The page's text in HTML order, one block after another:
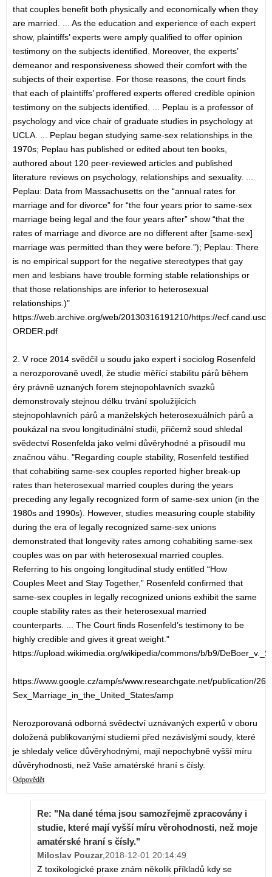
that couples benefit both physically and economically when they
are married. ... As the education and experience of each expert
show, plaintiffs’ experts were amply qualified to offer opinion
testimony on the subjects identified. Moreover, the experts’
demeanor and responsiveness showed their comfort with the
subjects of their expertise. For those reasons, the court finds
that each of plaintiffs’ proffered experts offered credible opinion
testimony on the subjects identified. ... Peplau is a professor of
psychology and vice chair of graduate studies in psychology at
UCLA. ... Peplau began studying same-sex relationships in the
1970s; Peplau has published or edited about ten books,
authored about 120 peer-reviewed articles and published
literature reviews on psychology, relationships and sexuality. ...
Peplau: Data from Massachusetts on the “annual rates for
marriage and for divorce” for “the four years prior to same-sex
marriage being legal and the four years after” show “that the
rates of marriage and divorce are no different after [same-sex]
marriage was permitted than they were before.”); Peplau: There
is no empirical support for the negative stereotypes that gay
men and lesbians have trouble forming stable relationships or
that those relationships are inferior to heterosexual
relationships.)"
https://web.archive.org/web/20130316191210/https://
ORDER.pdf
2. V roce 2014 svědčil u soudu jako expert i sociolog Rosenfeld
a nerozporovaně uvedl, že studie měřící stabilitu párů během
éry právně uznaných forem stejnopohlavních svazků
demonstrovaly stejnou délku trvání spolužijících
stejnopohlavních párů a manželských heterosexuálních párů a
poukázal na svou longitudinální studii, přičemž soud shledal
svědectví Rosenfelda jako velmi důvěryhodné a přisoudil mu
značnou váhu. "Regarding couple stability, Rosenfeld testified
that cohabiting same-sex couples reported higher break-up
rates than heterosexual married couples during the years
preceding any legally recognized form of same-sex union (in the
1980s and 1990s). However, studies measuring couple stability
during the era of legally recognized same-sex unions
demonstrated that longevity rates among cohabiting same-sex
couples was on par with heterosexual married couples.
Referring to his ongoing longitudinal study entitled “How
Couples Meet and Stay Together,” Rosenfeld confirmed that
same-sex couples in legally recognized unions exhibit the same
couple stability rates as their heterosexual married
counterparts. ... The Court finds Rosenfeld’s testimony to be
highly credible and gives it great weight."
https://upload.wikimedia.org/wikipedia/commons/b/b9/
https://www.google.cz/amp/s/www.researchgate.net/publication/
Sex_Marriage_in_the_United_States/amp
Nerozporovaná odborná svědectví uznávaných expertů v oboru
doložená publikovanými studiemi před nezávislými soudy, které
je shledaly velice důvěryhodnými, mají nepochybně vyšší míru
důvěryhodnosti, než Vaše amatérské hraní s čísly.
Odpovědět
Re: "Na dané téma jsou samozřejmě zpracovány i
studie, které mají vyšší míru věrohodnosti, než moje
amatérské hraní s čísly."
Miloslav Pouzar, 2018-12-01 20:14:49
Z toxikologické praxe znám několik příkladů kdy se